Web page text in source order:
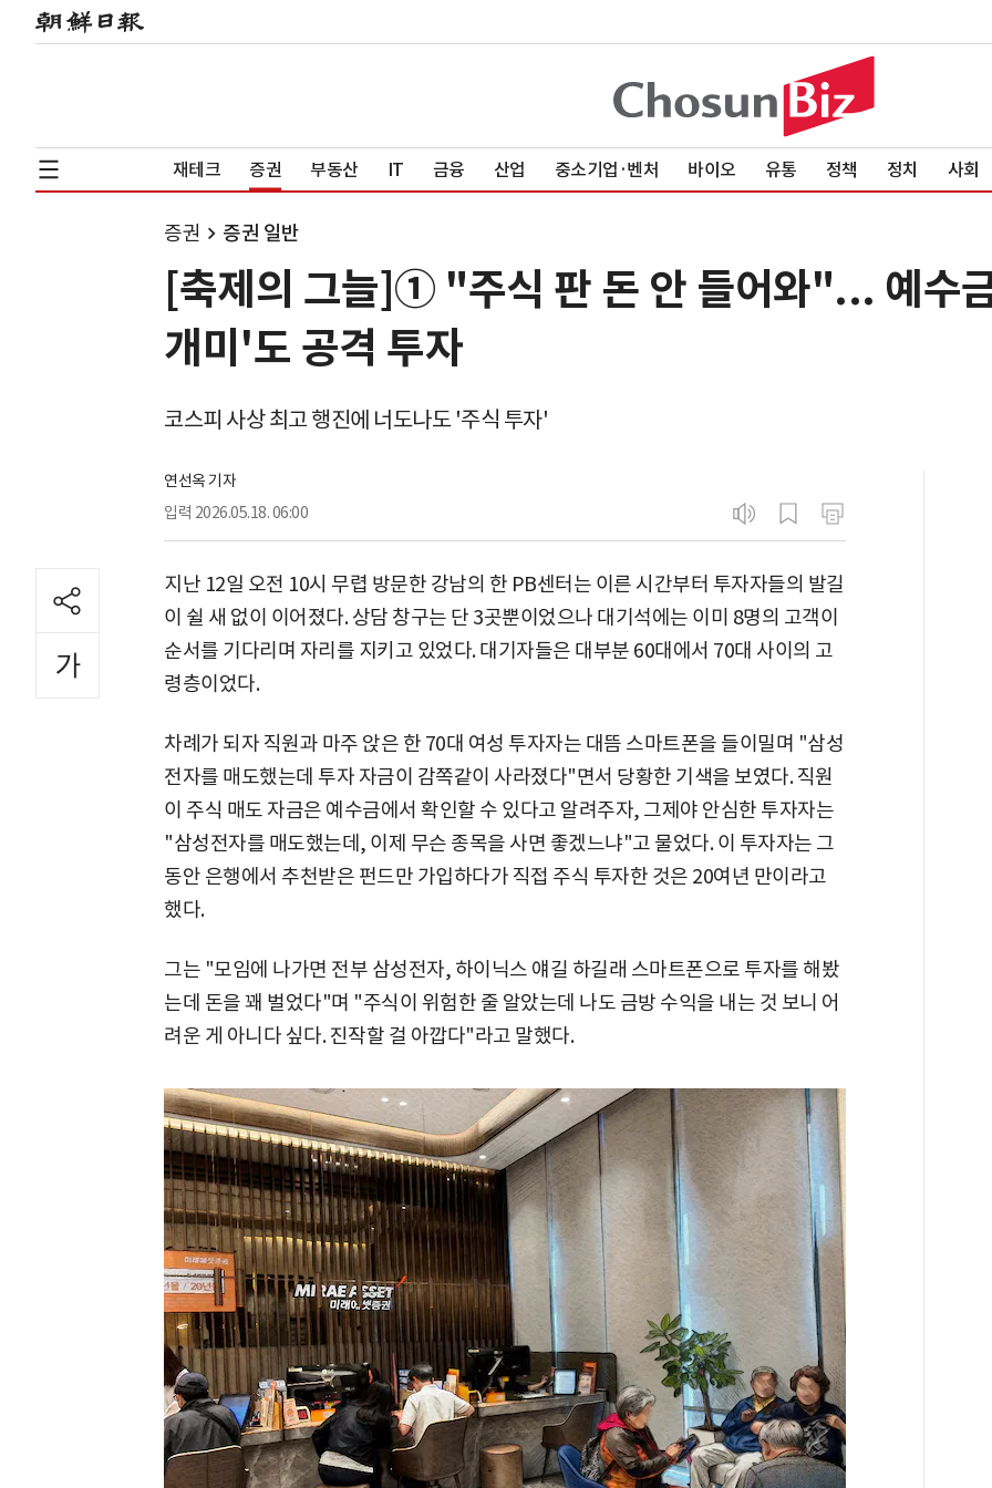
재테크 증권 부동산 IT 금융 산업 중소기업·벤처 바이오 유통 정책 정치 사회
증권 증권 일반
[축제의 그늘]① "주식 판 돈 안 들어와"... 예수
개미'도 공격 투자
코스피 사상 최고 행진에 너도나도 '주식 투자'
연선옥 기자
입력 2026.05.18. 06:00
지난 12일 오전 10시 무렵 방문한 강남의 한 PB센터는 이른 시간부터 투자자들의 발길
이 쉴 새 없이 이어졌다. 상담 창구는 단 3곳뿐이었으나 대기석에는 이미 8명의 고객이
순서를 기다리며 자리를 지키고 있었다. 대기자들은 대부분 60대에서 70대 사이의 고
령층이었다.
차례가 되자 직원과 마주 앉은 한 70대 여성 투자자는 대뜸 스마트폰을 들이밀며 "삼성
전자를 매도했는데 투자 자금이 감쪽같이 사라졌다"면서 당황한 기색을 보였다. 직원
이 주식 매도 자금은 예수금에서 확인할 수 있다고 알려주자, 그제야 안심한 투자자는
"삼성전자를 매도했는데, 이제 무슨 종목을 사면 좋겠느냐"고 물었다. 이 투자자는 그
동안 은행에서 추천받은 펀드만 가입하다가 직접 주식 투자한 것은 20여년 만이라고
했다.
그는 "모임에 나가면 전부 삼성전자, 하이닉스 얘길 하길래 스마트폰으로 투자를 해봤
는데 돈을 꽤 벌었다"며 "주식이 위험한 줄 알았는데 나도 금방 수익을 내는 것 보니 어
려운 게 아니다 싶다. 진작할 걸 아깝다"라고 말했다.